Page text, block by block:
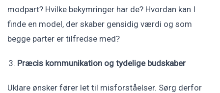
modpart? Hvilke bekymringer har de? Hvordan kan I
finde en model, der skaber gensidig værdi og som
begge parter er tilfredse med?
Præcis kommunikation og tydelige budskaber
Uklare ønsker fører let til misforståelser. Sørg derfor